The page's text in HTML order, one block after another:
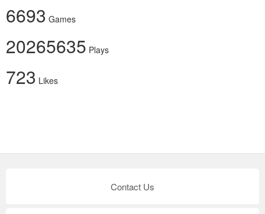
6693 Games
20265635 Plays
723 Likes
Contact Us